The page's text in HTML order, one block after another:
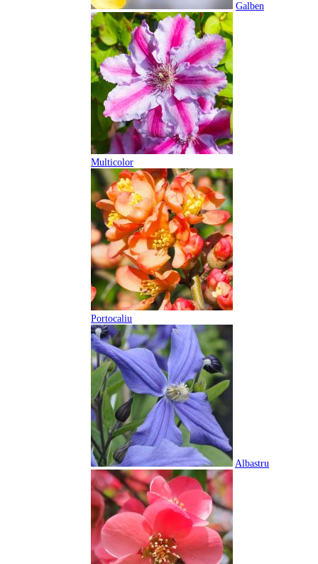
Galben
Multicolor
Portocaliu
Albastru